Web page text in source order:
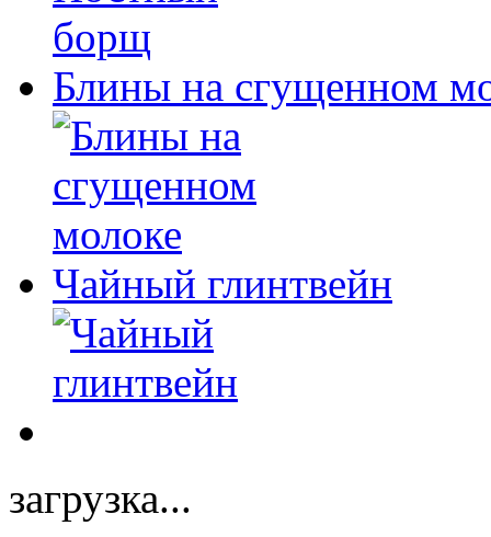
Блины на сгущенном
Чайный глинтвейн
загрузка...